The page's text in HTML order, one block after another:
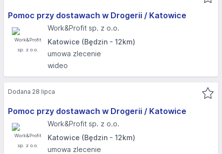
Pomoc przy dostawach w Drogerii / Katowice
Work&Profit sp. z o.o.
Katowice (Będzin - 12km)
umowa zlecenie
wideo
Pomoc przy dostawach w Drogerii / Katowice
Work&Profit sp. z o.o.
Katowice (Będzin - 12km)
umowa zlecenie
Dodana 28 lipca